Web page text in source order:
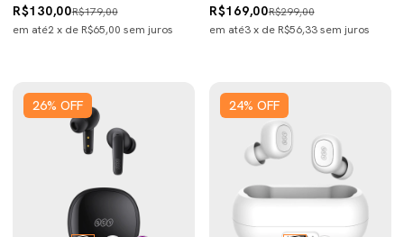
R$179,00
R$130,00
em até2x de R$65,00 sem juros
R$299,00
R$169,00
em até3x de R$56,33sem juros
26% OFF 24% OFF